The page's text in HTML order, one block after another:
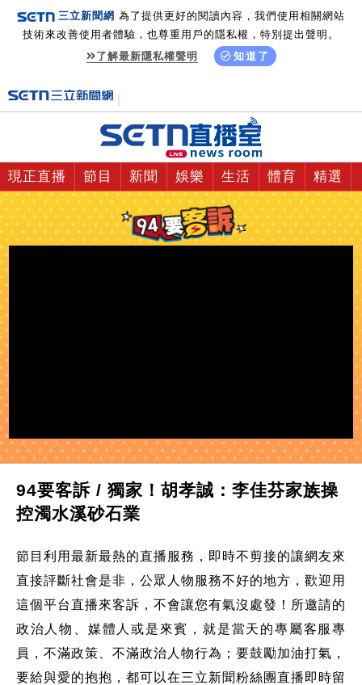
三立新聞網 為了提供更好的閱讀內容，我們使用相關網站
技術來改善使用者體驗，也尊重用戶的隱私權，特別提出聲明。
了解最新隱私權聲明
知道了
現正直播 節目 新聞 娛樂 生活 體育 精選
94要客訴 / 獨家！胡孝誠：李佳芬家族操
控濁水溪砂石業
節目利用最新最熱的直播服務，即時不剪接的讓網友來
直接評斷社會是非，公眾人物服務不好的地方，歡迎用
這個平台直播來客訴，不會讓您有氣沒處發！所邀請的
政治人物、媒體人或是來賓，就是當天的專屬客服專
員，不滿政策、不滿政治人物行為；要鼓勵加油打氣，
要給與愛的抱抱，都可以在三立新聞粉絲團直播即時留